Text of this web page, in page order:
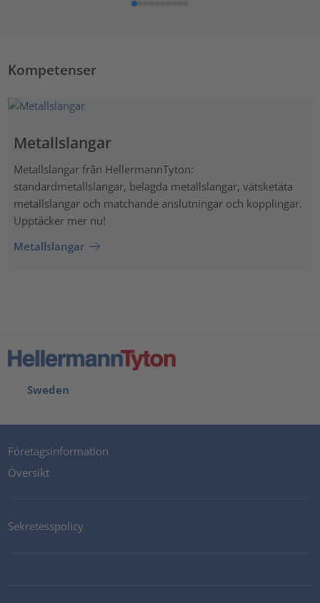
Kompetenser
Metallslangar
Metallslangar från HellermannTyton:
standardmetallslangar, belagda metallslangar, vätsketäta
metallslangar och matchande anslutningar och kopplingar.
Upptäcker mer nu!
Metallslangar
Sweden
Företagsinformation
Översikt
Sekretesspolicy